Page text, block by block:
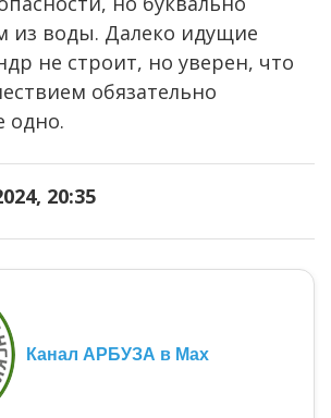
из воды. Далеко идущие
не строит, но уверен, что
обязательно
одно.
20:35
Канал АРБУЗА в Max